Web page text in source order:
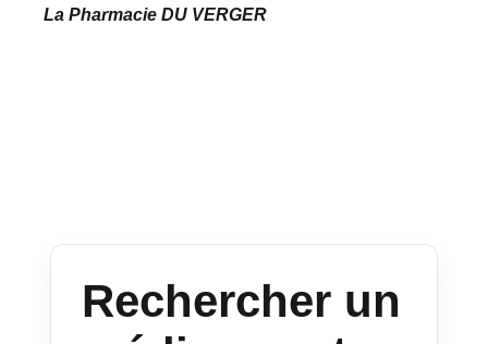
La Pharmacie DU VERGER
Rechercher un